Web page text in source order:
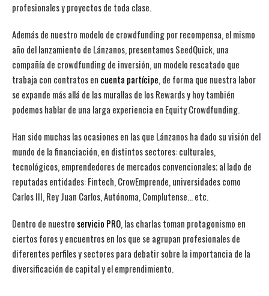
profesionales y proyectos de toda clase.
Además de nuestro modelo de crowdfunding por recompensa, el mismo
año del lanzamiento de Lánzanos, presentamos SeedQuick, una
compañía de crowdfunding de inversión, un modelo rescatado que
trabaja con contratos en cuenta partícipe, de forma que nuestra labor
se expande más allá de las murallas de los Rewards y hoy también
podemos hablar de una larga experiencia en Equity Crowdfunding.
Han sido muchas las ocasiones en las que Lánzanos ha dado su visión del
mundo de la financiación, en distintos sectores: culturales,
tecnológicos, emprendedores de mercados convencionales; al lado de
reputadas entidades: Fintech, CrowEmprende, universidades como
Carlos III, Rey Juan Carlos, Autónoma, Complutense… etc.
Dentro de nuestro servicio PRO, las charlas toman protagonismo en
ciertos foros y encuentros en los que se agrupan profesionales de
diferentes perfiles y sectores para debatir sobre la importancia de la
diversificación de capital y el emprendimiento.